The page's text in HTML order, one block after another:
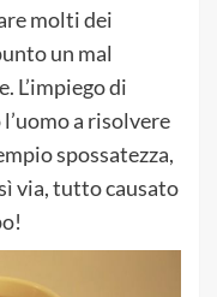
molti dei
un mal
L’impiego di
a risolvere
spossatezza,
via, tutto causato